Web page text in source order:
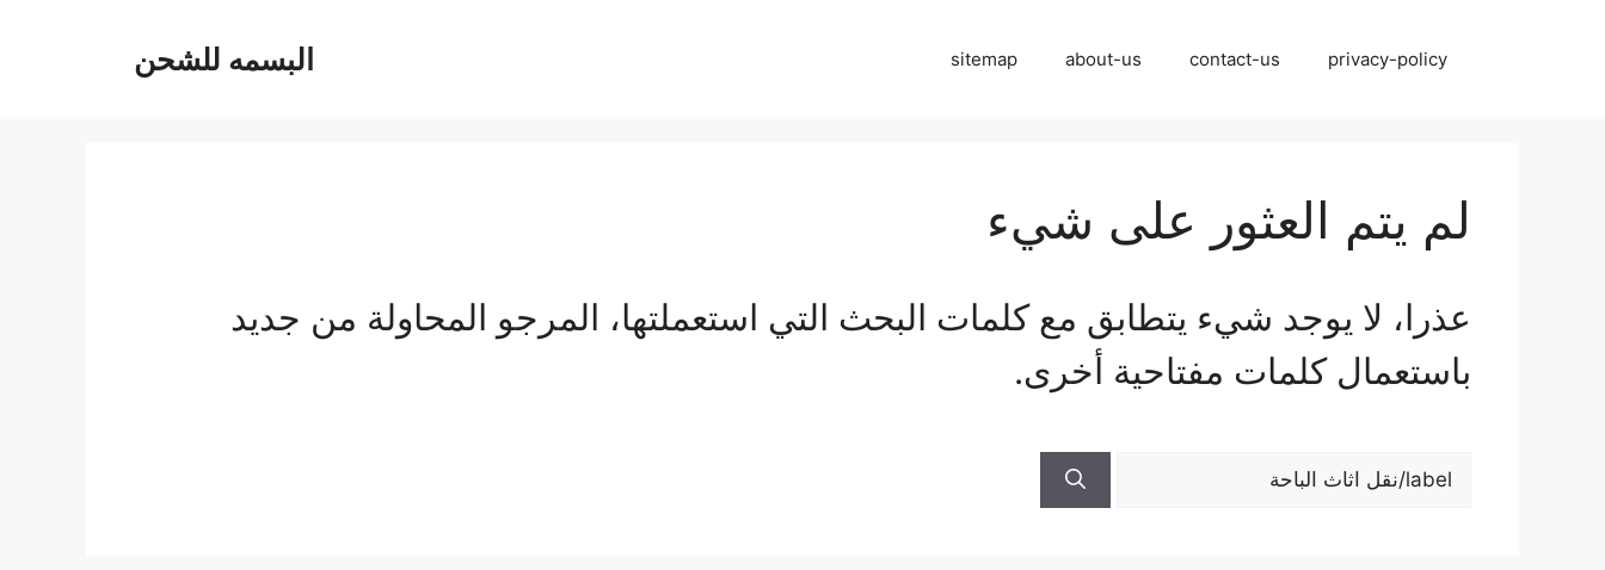
البسمه للشحن privacy-policy
contact-us
about-us
sitemap
لم يتم العثور على شيء
عذرا، لا يوجد شيء يتطابق مع كلمات البحث التي استعملتها، المرجو المحاولة من جديد
باستعمال كلمات مفتاحية أخرى.
البحث
عن: